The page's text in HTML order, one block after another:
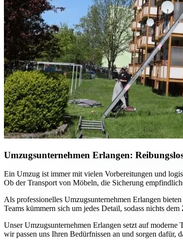
Umzugsunternehmen Erlangen:
Ein Umzug ist immer mit vielen Vorbereitungen und
Ob der Transport von Möbeln, die Sicherung
Als professionelles Umzugsunternehmen Erlangen
Teams kümmern sich um jedes Detail, sodass nichts
Unser Umzugsunternehmen Erlangen setzt auf
wir passen uns Ihren Bedürfnissen an und sorgen dafür,